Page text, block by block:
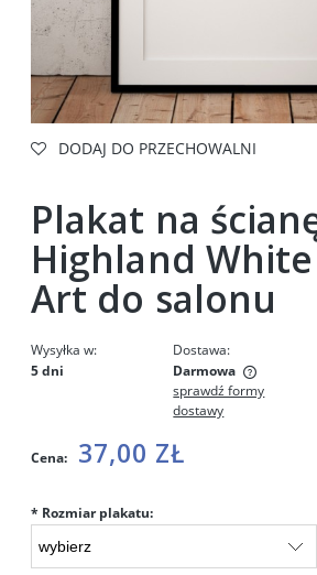
DODAJ DO PRZECHOWALNI
Plakat na
Highland
Art do salonu
Wysyłka w:
5 dni
Dostawa:
Darmowa
Cena nie zawiera ewentualnych
sprawdź formy
dostawy
Cena: 37,00 ZŁ
* Rozmiar plakatu: